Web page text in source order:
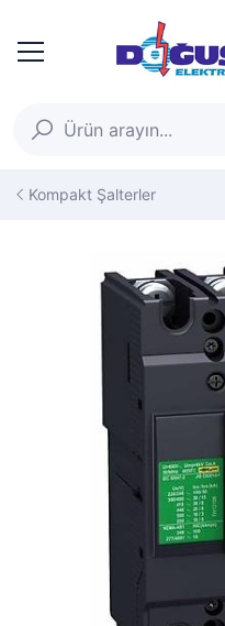
Kompakt Şalterler